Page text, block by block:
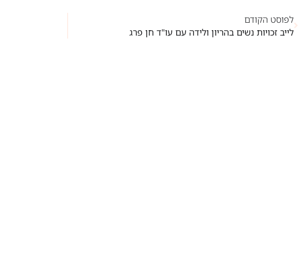
לפוסט הקודם
לייב זכויות נשים בהריון ולידה עם עו"ד חן פרג